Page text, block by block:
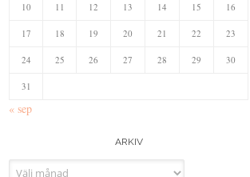
10 11 12 13 14 15 16
17 18 19 20 21 22 23
24 25 26 27 28 29 30
31
« sep
ARKIV
Arkiv